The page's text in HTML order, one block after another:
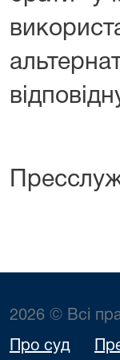
2026 © Всі
Про суд